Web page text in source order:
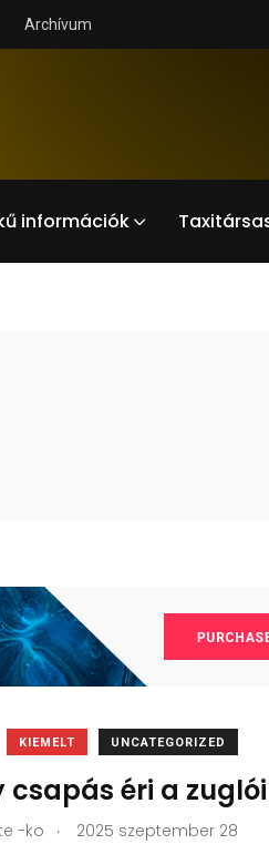
Archívum
információk
KIEMELT UNCATEGORIZED
csapás éri a
-ko . 2025 szeptember 28